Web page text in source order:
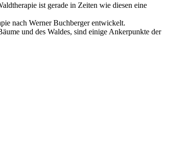
ist gerade in Zeiten wie diesen eine
nach Werner Buchberger entwickelt.
und des Waldes, sind einige Ankerpunkte der